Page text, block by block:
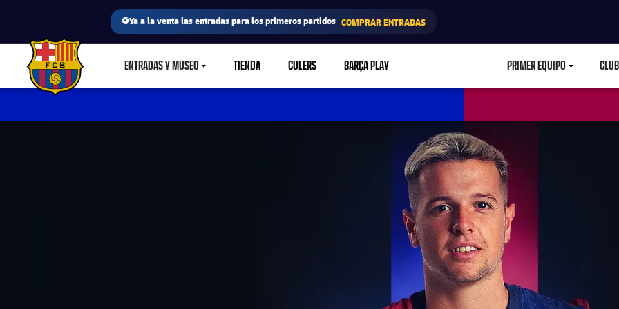
⚽Ya a la venta las entradas para los primeros partidos COMPRAR ENTRADAS
FC Barcelona club badge ENTRADAS Y MUSEOLABEL.SHARE.CARETDOWN
TIENDA CULERS BARÇA PLAY PRIMER EQUIPO CLUB